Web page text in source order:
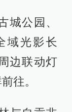
城公园、
域光影长
边联动灯
往。